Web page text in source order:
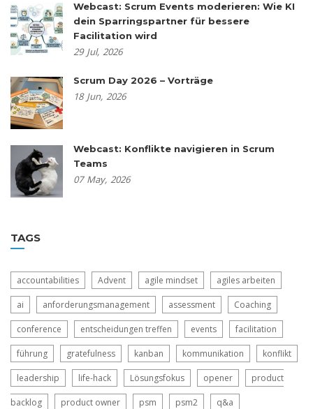
Webcast: Scrum Events moderieren: Wie KI
dein Sparringspartner für bessere
Facilitation wird
29 Jul, 2026
Scrum Day 2026 – Vorträge
18 Jun, 2026
Webcast: Konflikte navigieren in Scrum
Teams
07 May, 2026
TAGS
accountabilities Advent agile mindset agiles arbeiten
ai anforderungsmanagement assessment Coaching
conference entscheidungen treffen events facilitation
führung gratefulness kanban kommunikation konflikt
leadership life-hack Lösungsfokus opener product
backlog product owner psm psm2 q&a